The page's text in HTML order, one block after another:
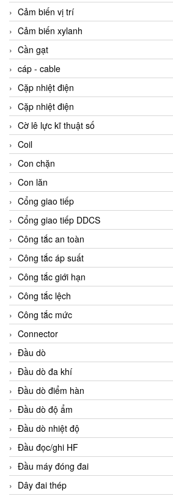
Cảm biến vị trí
Cảm biến xylanh
Cần gạt
cáp - cable
Cặp nhiệt điện
Cặp nhiệt điện
Cờ lê lực kĩ thuật số
Coil
Con chặn
Con lăn
Cổng giao tiếp
Cổng giao tiếp DDCS
Công tắc an toàn
Công tắc áp suất
Công tắc giới hạn
Công tắc lệch
Công tắc mức
Connector
Đầu dò
Đầu dò đa khí
Đầu dò điểm hàn
Đầu dò độ ẩm
Đầu dò nhiệt độ
Đầu đọc/ghi HF
Đầu máy đóng đai
Dây đai thép